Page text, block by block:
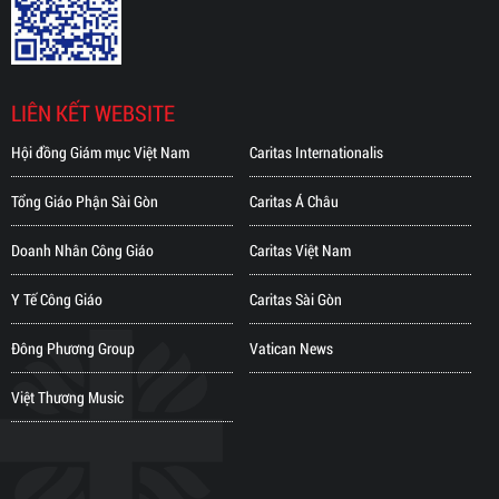
LIÊN KẾT WEBSITE
Hội đồng Giám mục Việt Nam
Tổng Giáo Phận Sài Gòn
Doanh Nhân Công Giáo
Y Tế Công Giáo
Đông Phương Group
Việt Thương Music
Caritas Internationalis
Caritas Á Châu
Caritas Việt Nam
Caritas Sài Gòn
Vatican News